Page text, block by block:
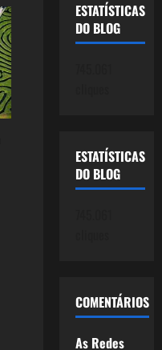
ESTATÍSTICAS
DO BLOG
ESTATÍSTICAS
DO BLOG
COMENTÁRIOS
As Redes